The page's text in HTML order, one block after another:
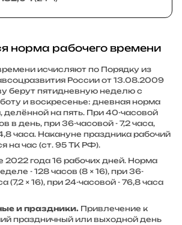
норма рабочего времени
исчисляют по Порядку из
России от 13.08.2009
берут пятидневную неделю с
и воскресенье: дневная норма
делённой на пять. При 40-часовой
в день, при 36-часовой - 7,2 часа,
часа. Накануне праздника рабочий
на час (ст. 95 ТК РФ).
2022 года 16 рабочих дней. Норма
- 128 часов (8 × 16), при 36-
(7,2 × 16), при 24-часовой - 76,8 часа
и праздники. Привлечение к
праздничный или выходной день